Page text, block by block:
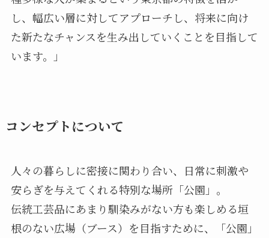
し、幅広い層に対してアプローチし、将来に向け
た新たなチャンスを生み出していくことを目指して
います。」
コンセプトについて
人々の暮らしに密接に関わり合い、日常に刺激や
安らぎを与えてくれる特別な場所「公園」。
伝統工芸品にあまり馴染みがない方も楽しめる垣
根のない広場（ブース）を目指すために、「公園」